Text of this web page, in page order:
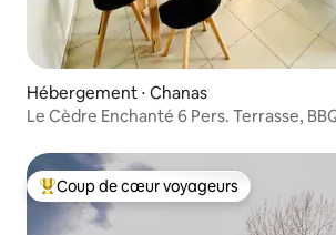
Hébergement ⋅ Chanas
Le Cèdre Enchanté 6 Pers. Terrasse,
Coups de cœur voyageurs les plus
Coup de cœur voyageurs